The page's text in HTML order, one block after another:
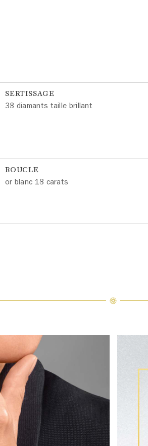
SERTISSAGE
38 diamants taille brillant
BOUCLE
or blanc 18 carats